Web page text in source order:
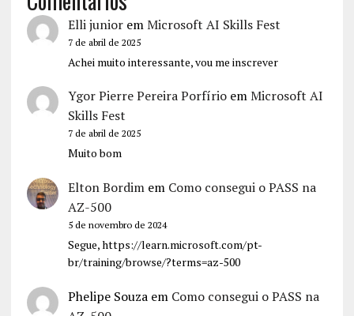
Elli junioremMicrosoft AI Skills Fest
7 de abril de 2025
Achei muito interessante, vou me inscrever
Ygor Pierre Pereira PorfírioemMicrosoft AI
Skills Fest
7 de abril de 2025
Muito bom
Elton Bordimem Como consegui o PASS na
AZ-500
5 de novembro de 2024
Segue, https://learn.microsoft.com/pt-
br/training/browse/?terms=az-500
Phelipe Souzaem Como consegui o PASS na